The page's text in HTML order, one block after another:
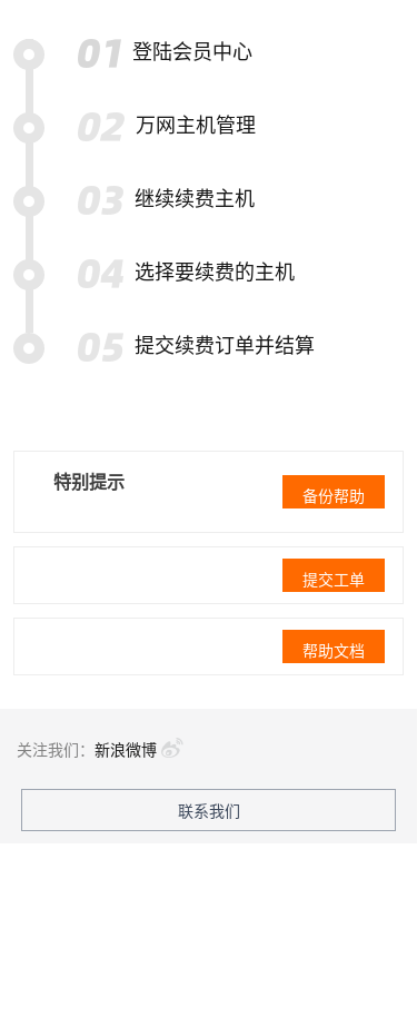
登陆会员中心
万网主机管理
继续续费主机
选择要续费的主机
提交续费订单并结算
特别提示
备份帮助
提交工单
帮助文档